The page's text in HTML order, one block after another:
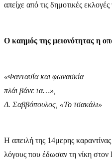
απείχε από τις δημοτικές
Ο καημός της μειονότητας η
«Φαντασία και φωνασκία
πλάι βάνε τα…»,
Δ. Σαββόπουλος, «Το τσακάλι»
Η απειλή της 14μερης
λόγους που έδωσαν τη νίκη στον